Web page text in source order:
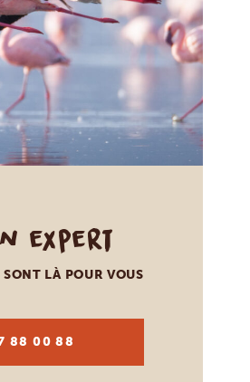
expert
LÀ POUR VOUS
88 00 88